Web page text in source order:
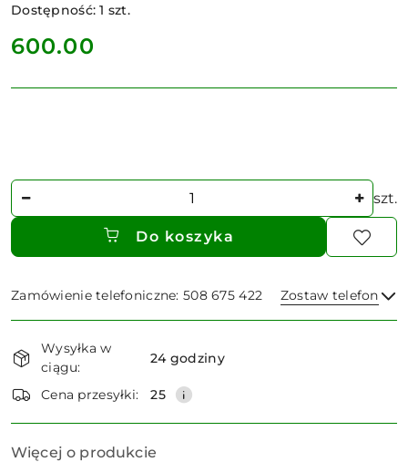
Dostępność:1 szt.
cena:
600.00
Ilość szt.
Do koszyka
Zamówienie telefoniczne: 508 675 422 Zostaw telefon
i
dostawa
Wysyłka w
ciągu:
24 godziny
Cena przesyłki: 25
Więcej o produkcie